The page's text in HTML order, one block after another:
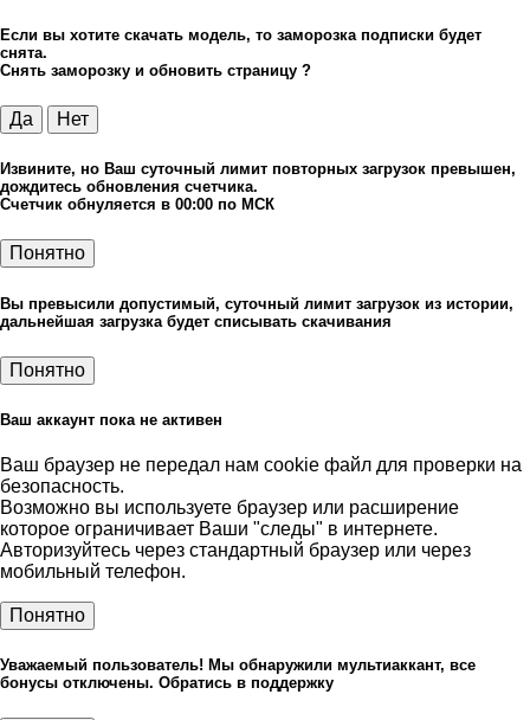
Если вы хотите скачать модель, то заморозка подписки будет
снята.
Снять заморозку и обновить страницу ?
Да Нет
Извините, но Ваш суточный лимит повторных загрузок превышен,
дождитесь обновления счетчика.
Счетчик обнуляется в 00:00 по МСК
Понятно
Вы превысили допустимый, суточный лимит загрузок из истории,
дальнейшая загрузка будет списывать скачивания
Понятно
Ваш аккаунт пока не активен
Ваш браузер не передал нам cookie файл для проверки на
безопасность.
Возможно вы используете браузер или расширение
которое ограничивает Ваши "следы" в интернете.
Авторизуйтесь через стандартный браузер или через
мобильный телефон.
Понятно
Уважаемый пользователь! Мы обнаружили мультиаккант, все
бонусы отключены. Обратись в поддержку